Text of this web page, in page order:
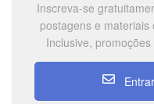
Inscreva-se
postagens e
Inclusive,